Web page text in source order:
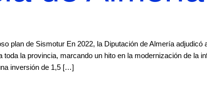
plan de Sismotur En 2022, la Diputación de Almería adjudicó
la provincia, marcando un hito en la modernización de la
inversión de 1,5 […]